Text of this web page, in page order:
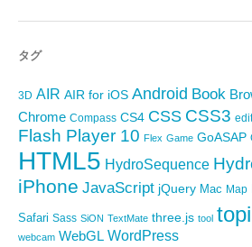
タグ
3D AIR AIR for iOS Android Book
Chrome Compass CS4 CSS CSS3
Flash Player 10 Flex Game GoASAP
HTML5 HydroSequence
iPhone JavaScript jQuery Mac Map
Safari Sass SiON TextMate three.js tool
webcam WebGL WordPress